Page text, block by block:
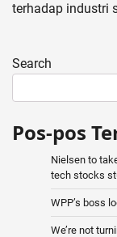
terhadap industri
Search
Pos-pos
Nielsen to
tech stocks
WPP’s boss
We’re not